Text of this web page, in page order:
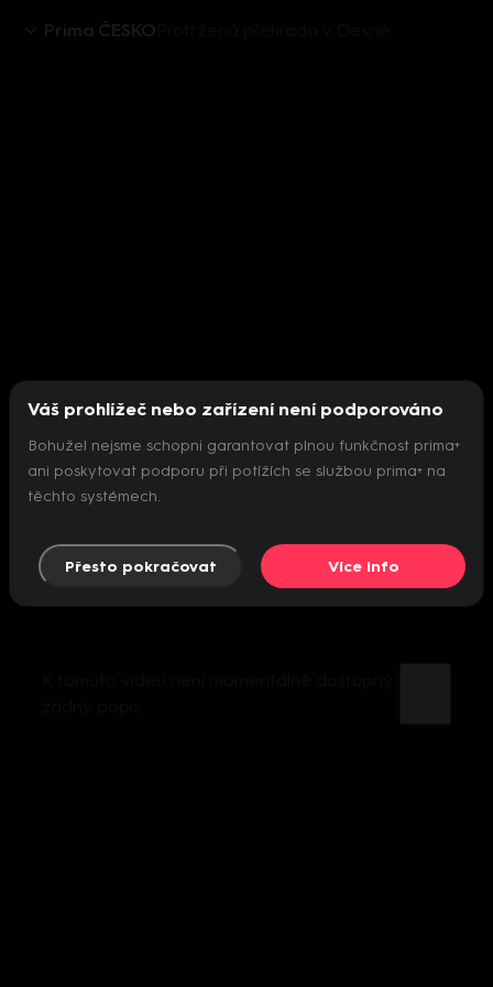
Prima ČESKO
Nepodařilo se inicializovat přehrávač
Váš prohlížeč nebo zařízení není podporováno
Bohužel nejsme schopni garantovat plnou funkčnost prima+
ani poskytovat podporu při potížích se službou prima+ na
těchto systémech.
Přesto pokračovat Více info